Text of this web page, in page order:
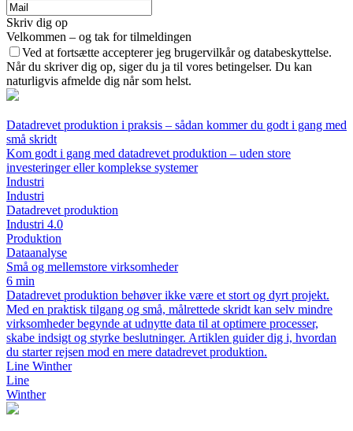
Skriv dig op
Velkommen – og tak for tilmeldingen
Ved at fortsætte accepterer jeg brugervilkår og databeskyttelse.
Når du skriver dig op, siger du ja til vores betingelser. Du kan
naturligvis afmelde dig når som helst.
Datadrevet produktion i praksis – sådan kommer du godt i gang med
små skridt
Kom godt i gang med datadrevet produktion – uden store
investeringer eller komplekse systemer
Industri
Industri
Datadrevet produktion
Industri 4.0
Produktion
Dataanalyse
Små og mellemstore virksomheder
6 min
Datadrevet produktion behøver ikke være et stort og dyrt projekt.
Med en praktisk tilgang og små, målrettede skridt kan selv mindre
virksomheder begynde at udnytte data til at optimere processer,
skabe indsigt og styrke beslutninger. Artiklen guider dig i, hvordan
du starter rejsen mod en mere datadrevet produktion.
Line Winther
Line
Winther